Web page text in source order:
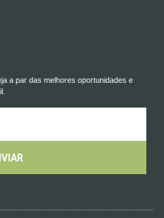
a par das melhores oportunidades e